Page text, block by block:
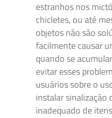
estranhos nos
chicletes, ou até
objetos não são
facilmente causar
quando se
evitar esses
usuários sobre o
instalar sinalização
inadequado de